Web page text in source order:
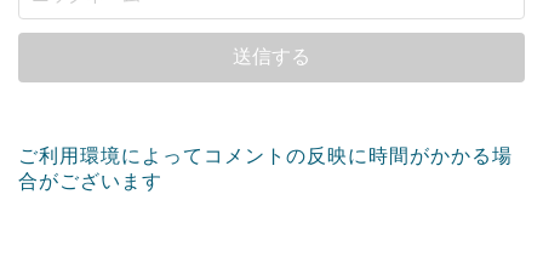
ご利用環境によってコメントの反映に時間がかかる場
合がございます